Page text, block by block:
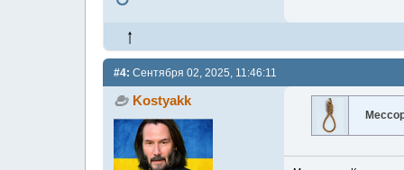
#4: Сентября 02, 2025, 11:46:11
Kostyakk